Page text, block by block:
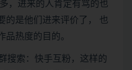
，进来的人肯定有骂的也
的是他们进来评价了， 也
品热度的目的。
搜索：快手互粉，这样的